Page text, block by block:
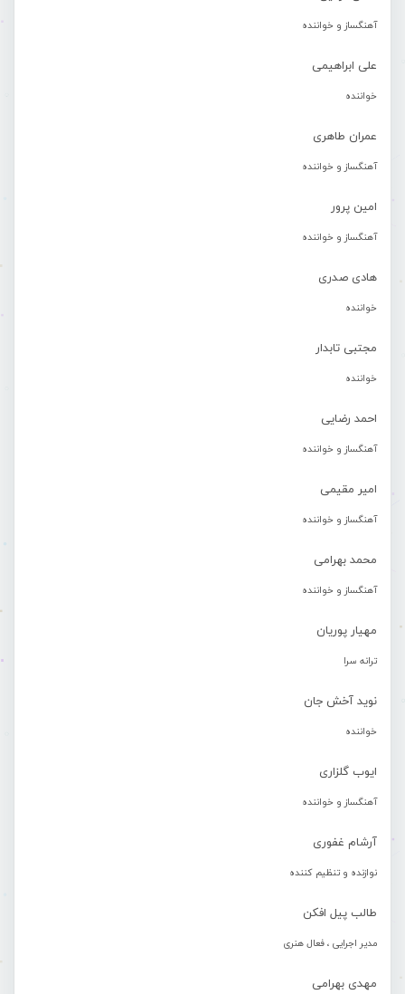
آهنگساز و خواننده
علی ابراهیمی
خواننده
عمران طاهری
آهنگساز و خواننده
امین پرور
آهنگساز و خواننده
هادی صدری
خواننده
مجتبی تابدار
خواننده
احمد رضایی
آهنگساز و خواننده
امیر مقیمی
آهنگساز و خواننده
محمد بهرامی
آهنگساز و خواننده
مهیار پوریان
ترانه سرا
نوید آخش جان
خواننده
ایوب گلزاری
آهنگساز و خواننده
آرشام غفوری
نوازنده و تنظیم کننده
طالب پیل افکن
مدیر اجرایی ، فعال هنری
مهدی بهرامی